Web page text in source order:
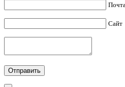
Сайт